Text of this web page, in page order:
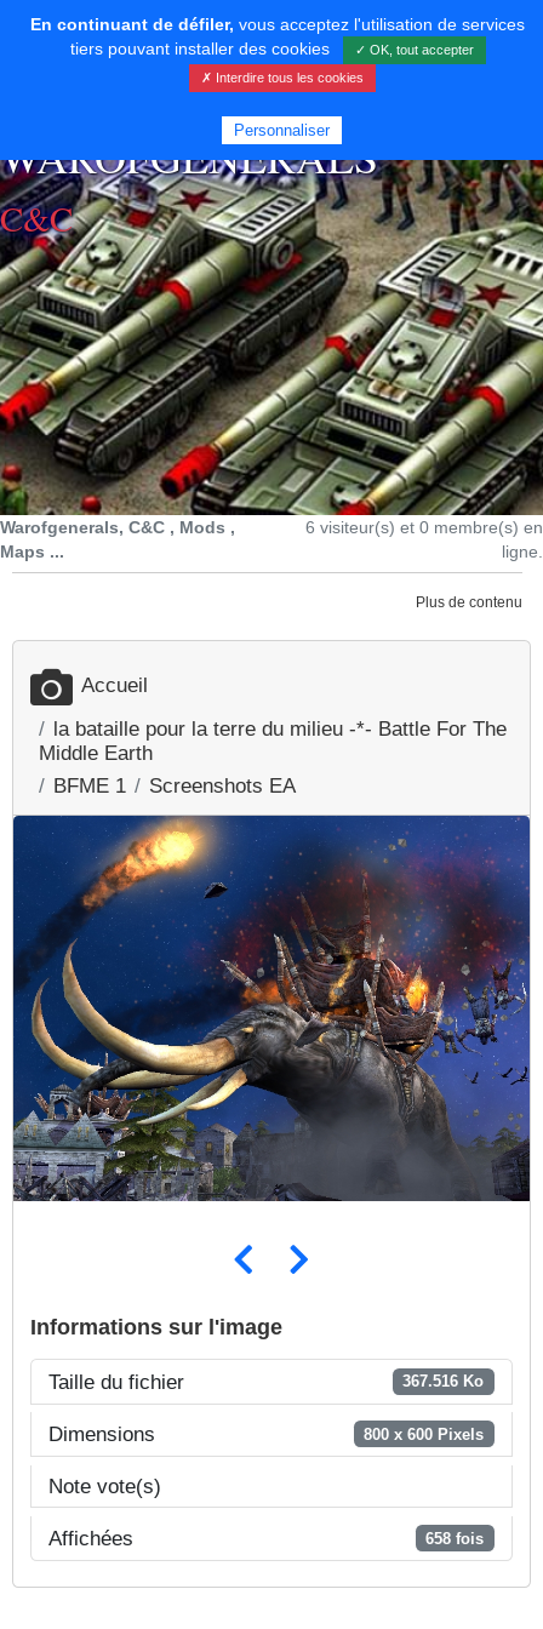
⚡ SOUTENIR LE DÉVELOPPEMENT
WAROFGENERALS
C&C
Warofgenerals, C&C , Mods ,
Maps ...
6 visiteur(s) et 0 membre(s) en
ligne.
Plus de contenu
Accueil
la bataille pour la terre du milieu -*- Battle For The
Middle Earth
BFME 1
Screenshots EA
Informations sur l'image
Taille du fichier 367.516 Ko
Dimensions 800 x 600 Pixels
Note vote(s)
Affichées 658 fois
En continuant de défiler, vous acceptez l'utilisation de services
tiers pouvant installer des cookies
✓ OK, tout accepter
✗ Interdire tous les cookies
Personnaliser